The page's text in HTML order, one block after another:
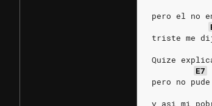
pero el no
triste me
Quize
E7
pero no
y asi mi